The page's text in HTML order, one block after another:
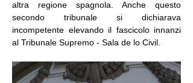
altra regione spagnola. Anche questo
secondo tribunale si dichiarava
incompetente elevando il fascicolo innanzi
al Tribunale Supremo - Sala de lo Civil.